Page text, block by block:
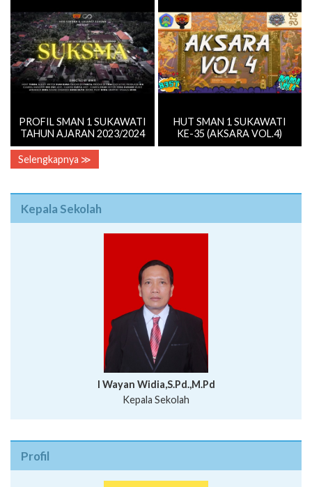
PROFIL SMAN 1 SUKAWATI
TAHUN AJARAN 2023/2024
HUT SMAN 1 SUKAWATI
KE-35 (AKSARA VOL.4)
Selengkapnya ≫
Kepala Sekolah
I Wayan Widia,S.Pd.,M.Pd
Kepala Sekolah
Profil